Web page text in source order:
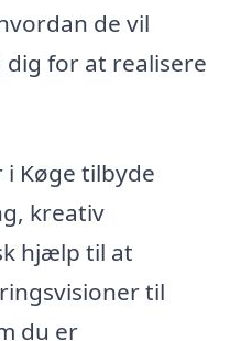
de vil
dig for at realisere
Køge tilbyde
kreativ
hjælp til at
til
du er